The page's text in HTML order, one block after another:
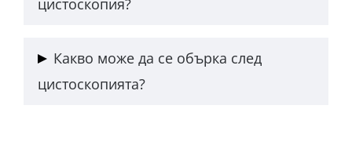
възстановяването няма да отнеме много време.
цистоскопия?
препоръчва. най-сигурно е въпросът да се
отправи към лекар, който следи
Какво може да се обърка след
цистоскопията?